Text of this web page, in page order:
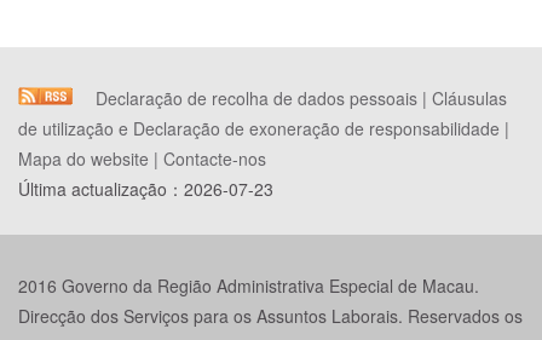
Declaração de recolha de dados pessoais | Cláusulas
de utilização e Declaração de exoneração de responsabilidade |
Mapa do website | Contacte-nos
Última actualização： 2026-07-23
2016 Governo da Região Administrativa Especial de Macau.
Direcção dos Serviços para os Assuntos Laborais. Reservados os